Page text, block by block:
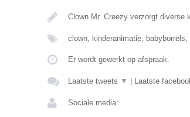
Clown Mr. Creezy verzorgt diverse
clown, kinderanimatie,
Er wordt gewerkt op afspraak.
Laatste tweets ▼ Laatste
Sociale media: